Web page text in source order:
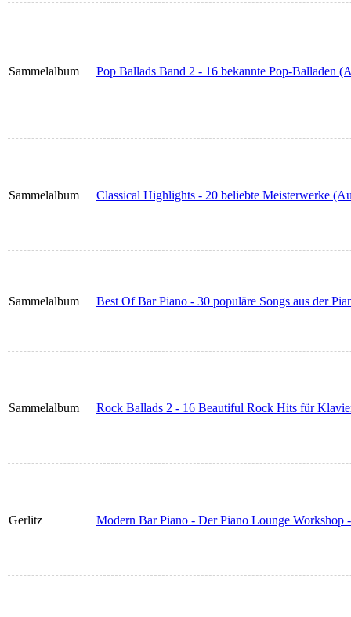
Sammelalbum Pop Ballads Band 2 - 16 bekannte Pop-Balladen
Sammelalbum Classical Highlights - 20 beliebte Meisterwerke
Sammelalbum Best Of Bar Piano - 30 populäre Songs aus der
Sammelalbum Rock Ballads 2 - 16 Beautiful Rock Hits für
Gerlitz Modern Bar Piano - Der Piano Lounge Workshop